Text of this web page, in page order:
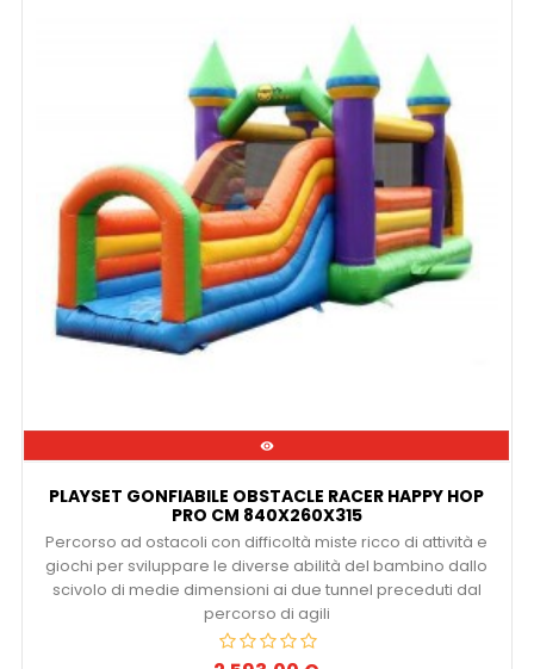

PLAYSET GONFIABILE OBSTACLE RACER HAPPY HOP
PRO CM 840X260X315
Percorso ad ostacoli con difficoltà miste ricco di attività e
giochi per sviluppare le diverse abilità del bambino dallo
scivolo di medie dimensioni ai due tunnel preceduti dal
percorso di agili